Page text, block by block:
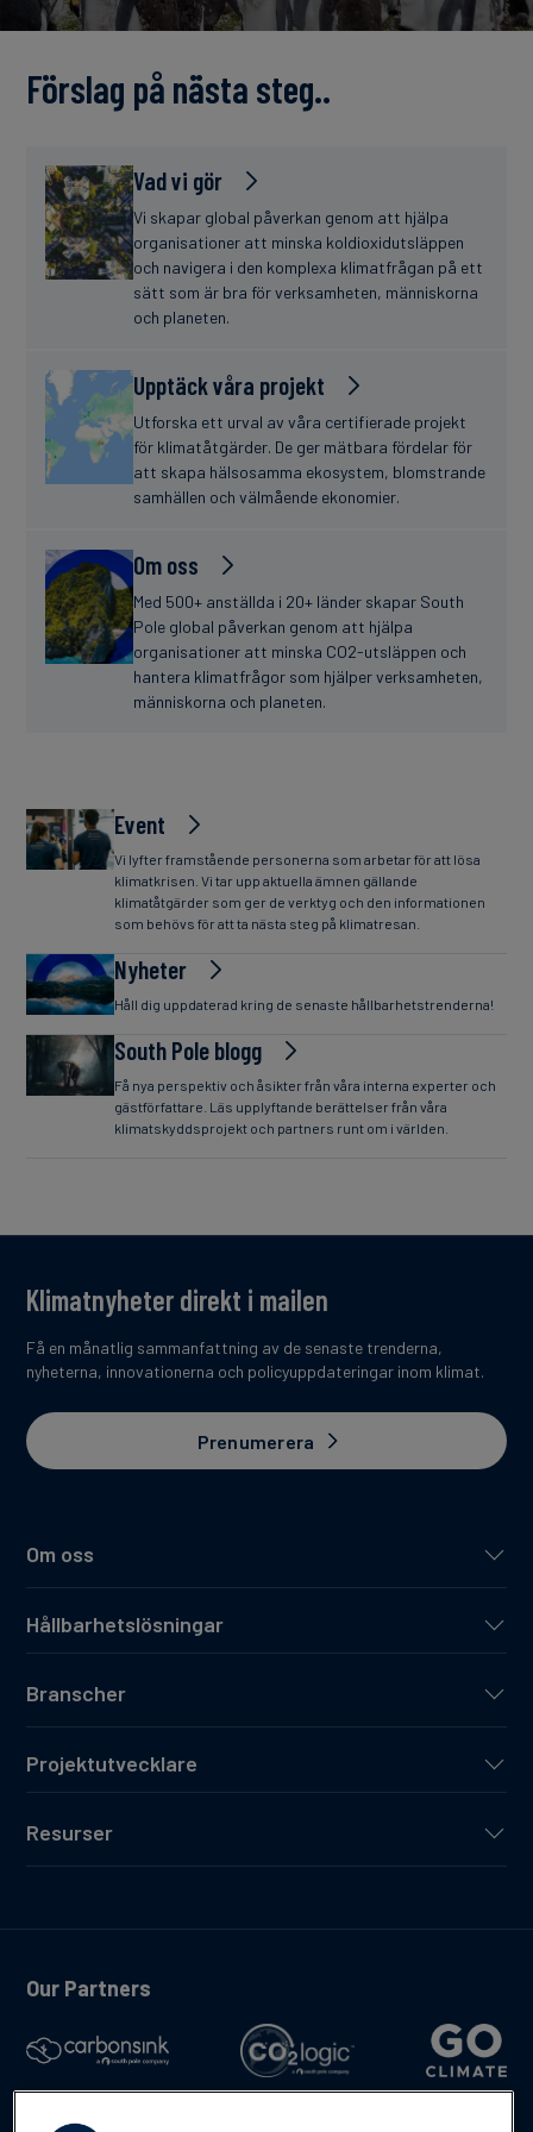
finanser
Förslag på nästa steg..
Vad vi gör
Vi skapar global påverkan genom att hjälpa
organisationer att minska koldioxidutsläppen
och navigera i den komplexa klimatfrågan på ett
sätt som är bra för verksamheten, människorna
och planeten.
Upptäck våra projekt
Utforska ett urval av våra certifierade projekt
för klimatåtgärder. De ger mätbara fördelar för
att skapa hälsosamma ekosystem, blomstrande
samhällen och välmående ekonomier.
Om oss
Med 500+ anställda i 20+ länder skapar South
Pole global påverkan genom att hjälpa
organisationer att minska CO2-utsläppen och
hantera klimatfrågor som hjälper verksamheten,
människorna och planeten.
Event
Vi lyfter framstående personerna som arbetar för att lösa
klimatkrisen. Vi tar upp aktuella ämnen gällande
klimatåtgärder som ger de verktyg och den informationen
som behövs för att ta nästa steg på klimatresan.
Nyheter
Håll dig uppdaterad kring de senaste hållbarhetstrenderna!
South Pole blogg
Få nya perspektiv och åsikter från våra interna experter och
gästförfattare. Läs upplyftande berättelser från våra
klimatskyddsprojekt och partners runt om i världen.
Om oss
Hållbarhetslösningar
Branscher
Projektutvecklare
Resurser
Klimatnyheter direkt i mailen
Få en månatlig sammanfattning av de senaste trenderna,
nyheterna, innovationerna och policyuppdateringar inom klimat.
Prenumerera
Our Partners